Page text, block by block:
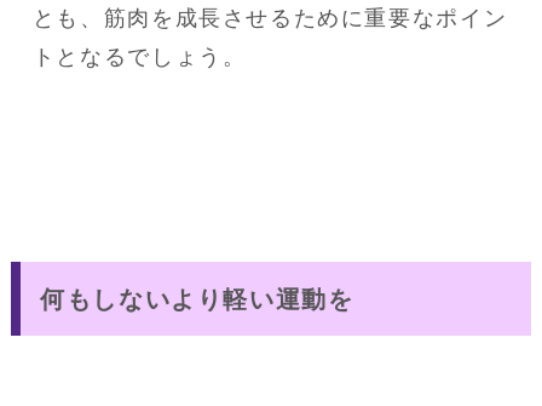
とも、筋肉を成長させるために重要なポイン
トとなるでしょう。
何もしないより軽い運動を